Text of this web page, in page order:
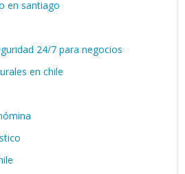
en santiago
24/7 para negocios
en chile